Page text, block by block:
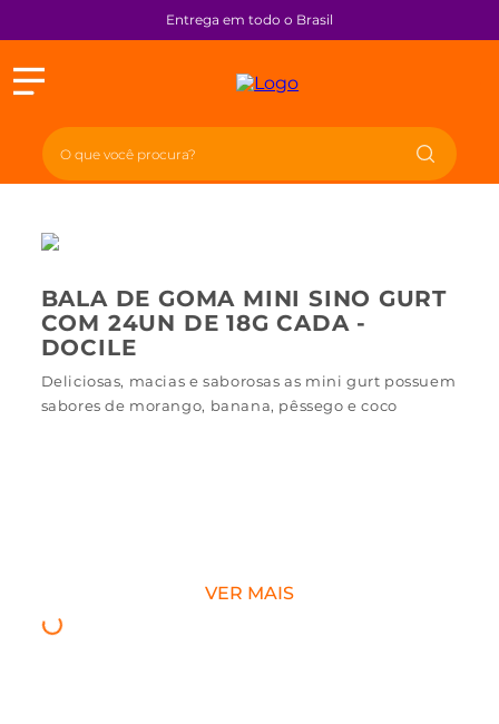
Entrega em todo o Brasil
BALA DE GOMA MINI SINO GURT
COM 24UN DE 18G CADA -
DOCILE
Deliciosas, macias e saborosas as mini gurt possuem
sabores de morango, banana, pêssego e coco
VER MAIS